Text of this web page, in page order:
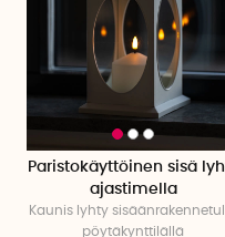
Paristokäyttöinen sisä
ajastimella
Kaunis lyhty
pöytäkynttilällä